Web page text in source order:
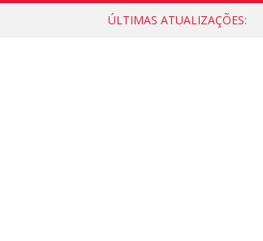
ÚLTIMAS ATUALIZAÇÕES: